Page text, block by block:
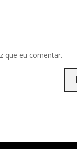
que eu comentar.